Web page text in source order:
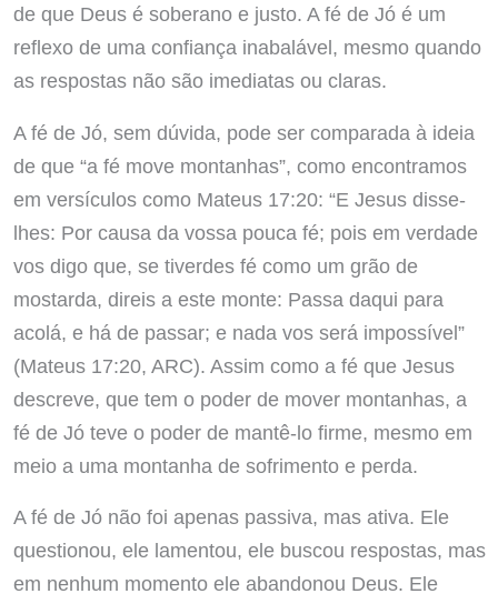
de que Deus é soberano e justo. A fé de Jó é um
reflexo de uma confiança inabalável, mesmo quando
as respostas não são imediatas ou claras.
A fé de Jó, sem dúvida, pode ser comparada à ideia
de que “a fé move montanhas”, como encontramos
em versículos como Mateus 17:20: “E Jesus disse-
lhes: Por causa da vossa pouca fé; pois em verdade
vos digo que, se tiverdes fé como um grão de
mostarda, direis a este monte: Passa daqui para
acolá, e há de passar; e nada vos será impossível”
(Mateus 17:20, ARC). Assim como a fé que Jesus
descreve, que tem o poder de mover montanhas, a
fé de Jó teve o poder de mantê-lo firme, mesmo em
meio a uma montanha de sofrimento e perda.
A fé de Jó não foi apenas passiva, mas ativa. Ele
questionou, ele lamentou, ele buscou respostas, mas
em nenhum momento ele abandonou Deus. Ele